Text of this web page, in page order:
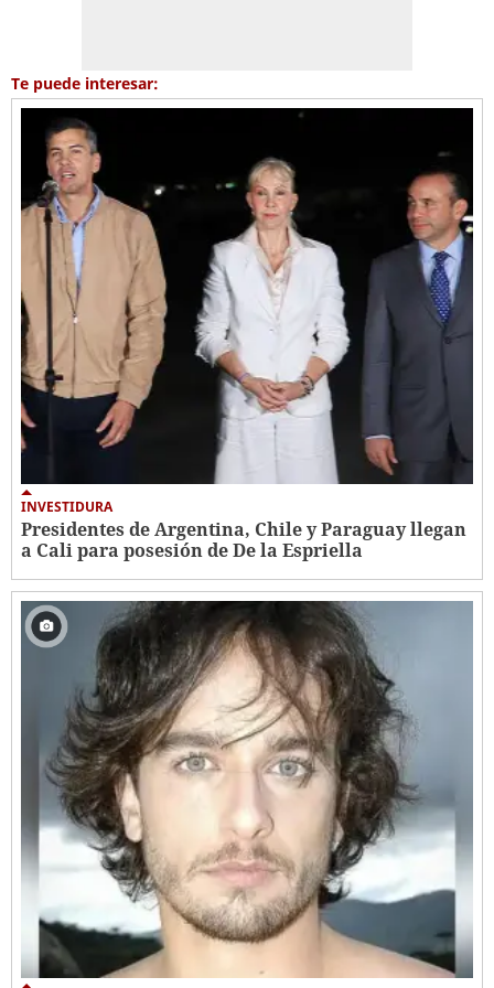
Te puede interesar:
INVESTIDURA
Presidentes de Argentina, Chile y Paraguay llegan
a Cali para posesión de De la Espriella